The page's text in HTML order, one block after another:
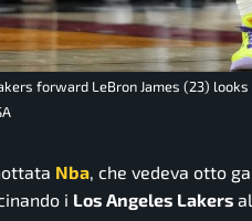
forward LeBron James (23)
Nba , che vedeva otto
i Los Angeles Lakers